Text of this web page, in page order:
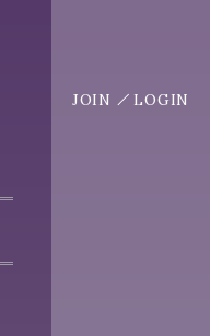
JOIN LOGIN